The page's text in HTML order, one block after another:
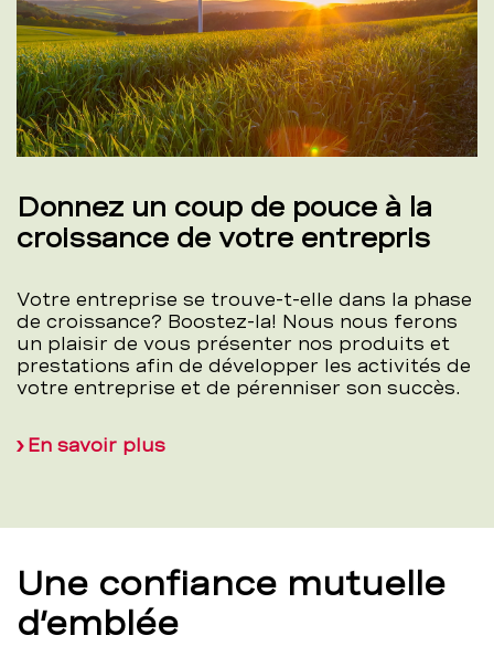
Donnez un coup de pouce à la
croissance de votre entrepris
Votre entreprise se trouve-t-elle dans la phase
de croissance? Boostez-la! Nous nous ferons
un plaisir de vous présenter nos produits et
prestations afin de développer les activités de
votre entreprise et de pérenniser son succès.
En savoir plus
Une confiance mutuelle
d’emblée